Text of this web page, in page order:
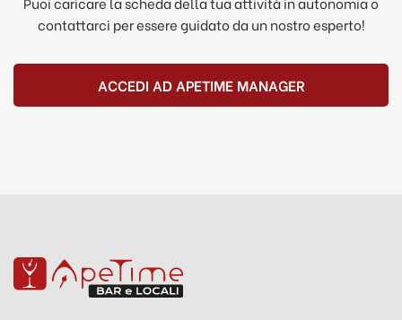
contattarci per essere guidato da un nostro esperto!
ACCEDI AD APETIME MANAGER